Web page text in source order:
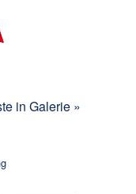
in Galerie »